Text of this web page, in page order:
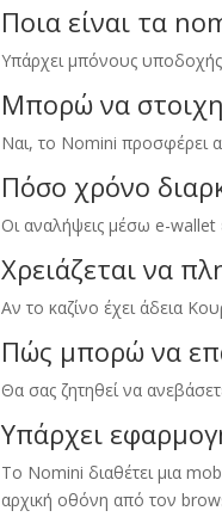
Ποια είναι τα
Υπάρχει μπόνους υποδοχής
Μπορώ να
Ναι,το Nomini προσφέρει
Πόσο χρόνο
Οι αναλήψεις μέσω e-wallet
Χρειάζεται να
Αν το καζίνο έχει άδεια
Πώς μπορώ να
Θα σας ζητηθεί να
Υπάρχει
Το Nomini διαθέτει μια
αρχική οθόνη από τον